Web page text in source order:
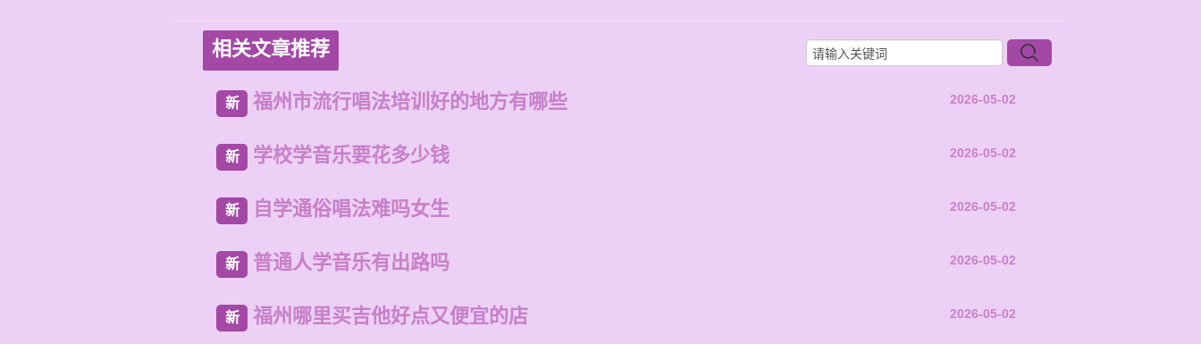
相关文章推荐
新 福州市流行唱法培训好的地方有哪些 2026-05-02
新 学校学音乐要花多少钱 2026-05-02
新 自学通俗唱法难吗女生 2026-05-02
新 普通人学音乐有出路吗 2026-05-02
新 福州哪里买吉他好点又便宜的店 2026-05-02